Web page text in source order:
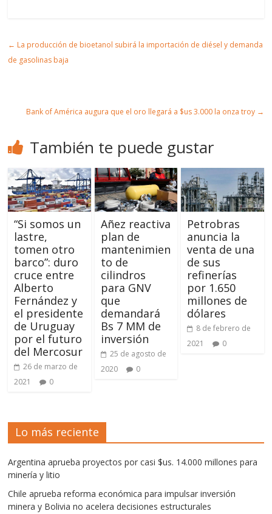
ulo
← La producción de bioetanol subirá la importación de diésel y demanda
de gasolinas baja
Bank of América augura que el oro llegará a $us 3.000 la onza troy →
También te puede gustar
“Si somos un
lastre,
tomen otro
barco”: duro
cruce entre
Alberto
Fernández y
el presidente
de Uruguay
por el futuro
del Mercosur
26 de marzo de
2021
0
Añez reactiva
plan de
mantenimien
to de
cilindros
para GNV
que
demandará
Bs 7 MM de
inversión
25 de agosto de
2020
0
Petrobras
anuncia la
venta de una
de sus
refinerías
por 1.650
millones de
dólares
8 de febrero de
2021
0
Lo más reciente
Argentina aprueba proyectos por casi $us. 14.000 millones para
minería y litio
Chile aprueba reforma económica para impulsar inversión
minera y Bolivia no acelera decisiones estructurales